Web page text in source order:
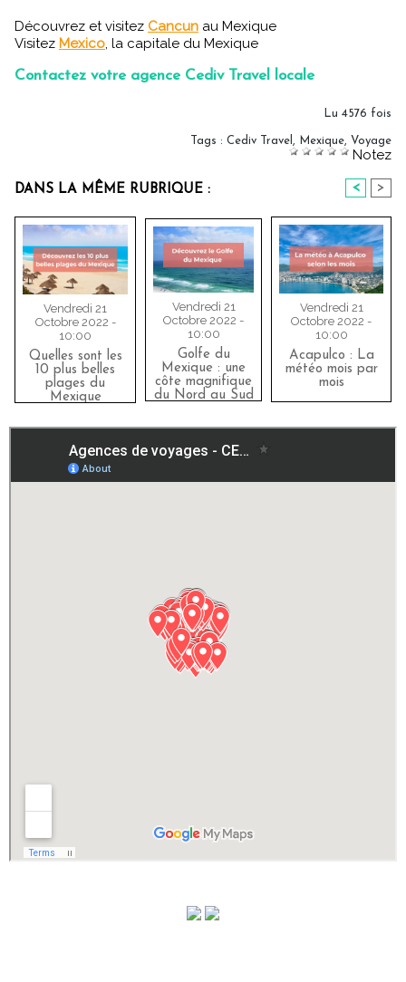
Découvrez et visitez Cancun au Mexique
Visitez Mexico, la capitale du Mexique
Contactez votre agence Cediv Travel locale
Lu 4576 fois
Tags : Cediv Travel , Mexique, Voyage
Notez
DANS LA MÊME RUBRIQUE : < >
Vendredi 21
Octobre 2022 -
10:00
Quelles sont les
10 plus belles
plages du
Mexique
Vendredi 21
Octobre 2022 -
10:00
Golfe du
Mexique : une
côte magnifique
du Nord au Sud
Vendredi 21
Octobre 2022 -
10:00
Acapulco : La
météo mois par
mois